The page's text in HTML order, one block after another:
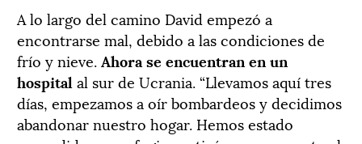
A lo largo del camino David empezó a
encontrarse mal, debido a las condiciones de
frío y nieve. Ahora se encuentran en un
hospital al sur de Ucrania. “Llevamos aquí tres
días, empezamos a oír bombardeos y decidimos
abandonar nuestro hogar. Hemos estado